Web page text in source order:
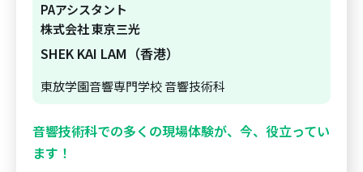
PAアシスタント
株式会社 東京三光
SHEK KAI LAM（香港）
東放学園音響専門学校 音響技術科
音響技術科での多くの現場体験が、今、役立ってい
ます！